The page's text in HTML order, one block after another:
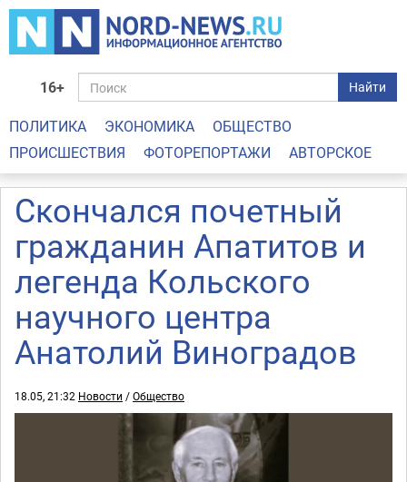
16+ Найти
ПОЛИТИКА ЭКОНОМИКА
ОБЩЕСТВО
ПРОИСШЕСТВИЯ
ФОТОРЕПОРТАЖИ АВТОРСКОЕ
Скончался почетный
гражданин Апатитов и
легенда Кольского
научного центра
Анатолий Виноградов
18.05, 21:32 Новости /Общество